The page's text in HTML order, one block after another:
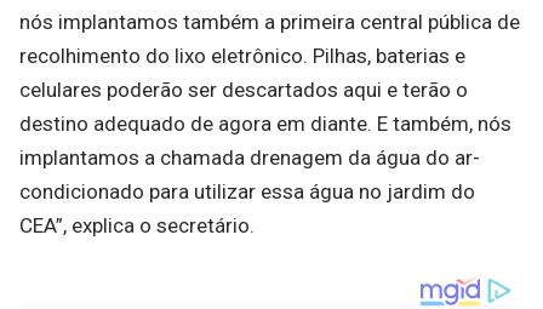
nós implantamos também a primeira central pública de
recolhimento do lixo eletrônico. Pilhas, baterias e
celulares poderão ser descartados aqui e terão o
destino adequado de agora em diante. E também, nós
implantamos a chamada drenagem da água do ar-
condicionado para utilizar essa água no jardim do
CEA”, explica o secretário.